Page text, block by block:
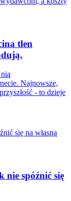
tlen
Najnowsze,
- to dzieje
spóźnić się